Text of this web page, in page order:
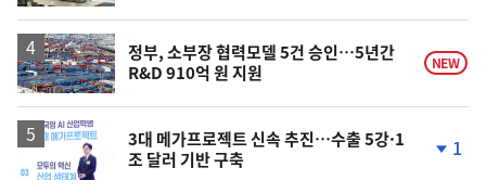
정부, 소부장 협력모델 5건 승인…5년간
R&D 910억 원 지원
NEW
3대 메가프로젝트 신속 추진…수출 5강·1
조 달러 기반 구축
1